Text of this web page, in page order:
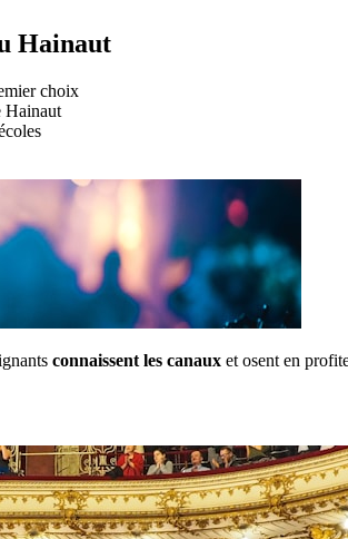
Hainaut
choix
Hainaut
connaissent les canaux et osent en